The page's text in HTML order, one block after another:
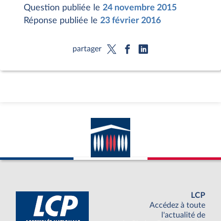
Question publiée le 24 novembre 2015
Réponse publiée le 23 février 2016
partager
LCP
Accédez à toute
l'actualité de